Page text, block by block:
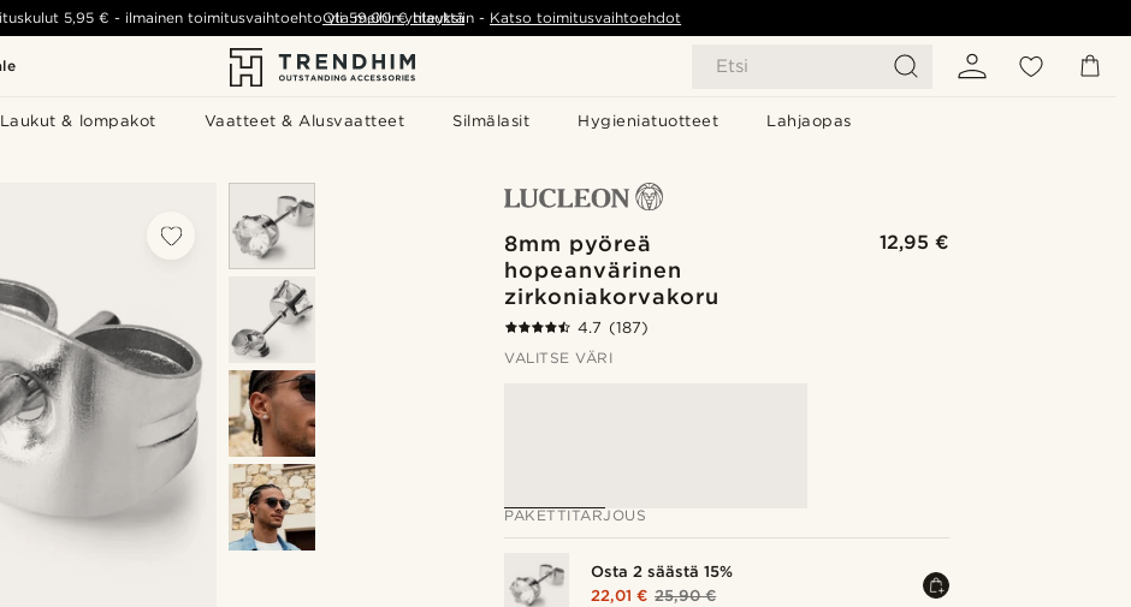
Etsi
Laukut & lompakot Vaatteet & Alusvaatteet Silmälasit Hygieniatuotteet Lahjaopas
5,95 € - ilmainen toimitusvaihtoehto yli 59,00 €tilauksiin - Katso toimitusvaihtoehdot
Ota meihin yhteyttä
8mm pyöreä
hopeanvärinen
zirkoniakorvakoru
12,95 €
4.7 (187)
VALITSE VÄRI
PAKETTITARJOUS
Osta 2 säästä 15%
22,01 € 25,90 €